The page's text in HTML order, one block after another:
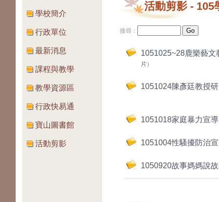
學校簡介
行政單位
最新消息
課程與教學
教學資源區
行政快易通
寶山圖書館
活動剪影
活動剪影 - 105
搜尋：
1051025~28鹿樂藝文
片）
1051024陳彥廷教授
1051018家庭暴力宣導
1051004性騷擾防治
1050920故事媽媽說